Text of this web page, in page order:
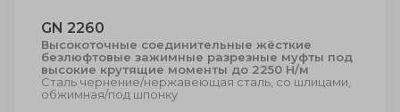
GN 2260
Высокоточные соединительные жёсткие
безлюфтовые зажимные разрезные муфты под
высокие крутящие моменты до 2250 Н/м
Сталь чернение/нержавеющая сталь, со шлицами,
обжимная/под шпонку